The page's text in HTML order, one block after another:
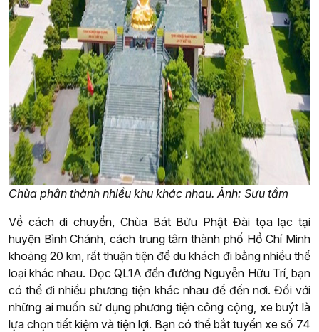
Chùa phân thành nhiều khu khác nhau. Ảnh: Sưu tầm
Về cách di chuyển, Chùa Bát Bửu Phật Đài tọa lạc tại
huyện Bình Chánh, cách trung tâm thành phố Hồ Chí Minh
khoảng 20 km, rất thuận tiện để du khách đi bằng nhiều thể
loại khác nhau. Dọc QL1A đến đường Nguyễn Hữu Trí, bạn
có thể đi nhiều phương tiện khác nhau để đến nơi. Đối với
những ai muốn sử dụng phương tiện công cộng, xe buýt là
lựa chọn tiết kiệm và tiện lợi. Bạn có thể bắt tuyến xe số 74